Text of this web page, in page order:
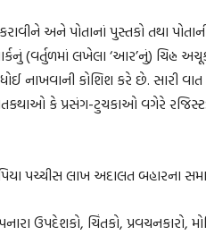
અને પોતાનાં પુસ્તકો તથા
(વર્તુળમાં લખેલા ‘આર’નું) ચિહ્ન
નાખવાની કોશિશ કરે છે. સારી
કે પ્રસંગ-ટુચકાઓ વગેરે
પચ્ચીસ લાખ અદાલત બહારના
ઉપદેશકો, ચિંતકો, પ્રવચનકારો,